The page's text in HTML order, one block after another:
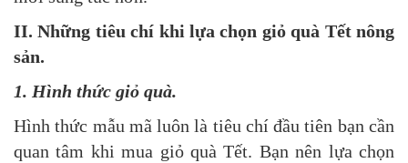
II. Những tiêu chí khi lựa chọn giỏ quà Tết nông
sản.
1. Hình thức giỏ quà.
Hình thức mẫu mã luôn là tiêu chí đầu tiên bạn cần
quan tâm khi mua giỏ quà Tết. Bạn nên lựa chọn